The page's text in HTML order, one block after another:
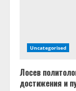
Uncategorised
Лосев
достижения и